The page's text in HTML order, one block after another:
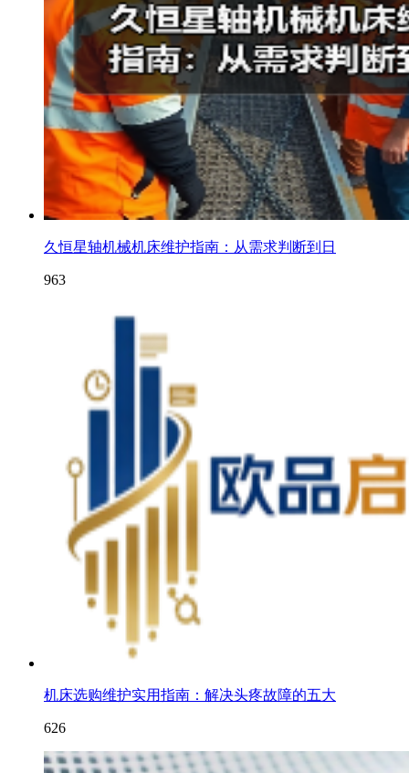
久恒星轴机械机床维护指南：从需求判断到日
963
机床选购维护实用指南：解决头疼故障的五大
626